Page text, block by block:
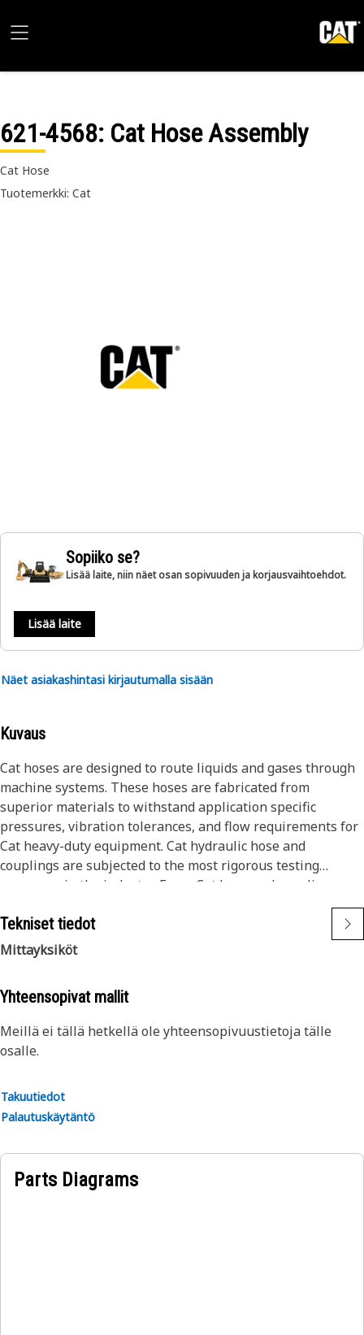
621-4568: Cat Hose Assembly
Cat Hose
Tuotemerkki: Cat
Sopiiko se?
Lisää laite, niin näet osan sopivuuden ja korjausvaihtoehdot.
Lisää laite
Näet asiakashintasi kirjautumalla sisään
Kuvaus
Cat hoses are designed to route liquids and gases through
machine systems. These hoses are fabricated from
superior materials to withstand application specific
pressures, vibration tolerances, and flow requirements for
Cat heavy-duty equipment. Cat hydraulic hose and
couplings are subjected to the most rigorous testing
processes in the industry. Every Cat hose and coupling
combination is tested as a system to ensure a perfect fit
that yields maximum safety and dependability.
Tekniset tiedot
Mittayksiköt
Yhteensopivat mallit
Meillä ei tällä hetkellä ole yhteensopivuustietoja tälle
osalle.
Takuutiedot
Palautuskäytäntö
Parts Diagrams